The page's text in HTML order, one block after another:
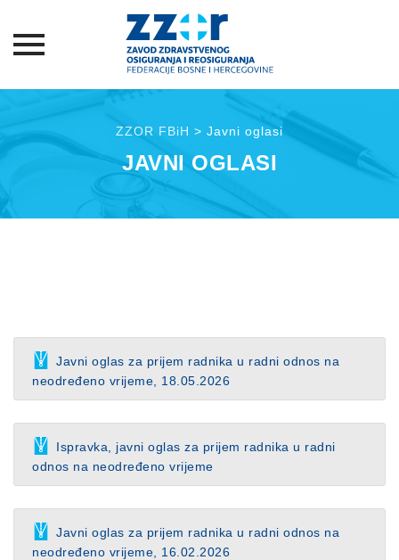
content
ZZOR FBiH > Javni oglasi
JAVNI OGLASI
Javni oglas za prijem radnika u radni odnos na
neodređeno vrijeme, 18.05.2026
Ispravka, javni oglas za prijem radnika u radni
odnos na neodređeno vrijeme
Javni oglas za prijem radnika u radni odnos na
neodređeno vrijeme, 16.02.2026